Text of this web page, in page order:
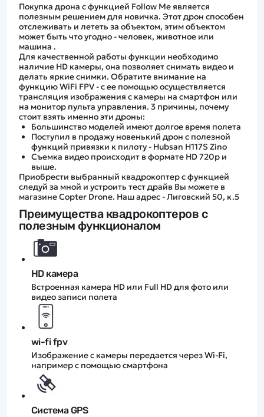
Покупка дрона с функцией Follow Me является
полезным решением для новичка. Этот дрон способен
отслеживать и лететь за объектом, этим объектом
может быть что угодно - человек, животное или
машина .
Для качественной работы функции необходимо
наличие HD камеры, она позволяет снимать видео и
делать яркие снимки. Обратите внимание на
функцию WiFi FPV - с ее помощью осуществляется
трансляция изображения с камеры на смартфон или
на монитор пульта управления. 3 причины, почему
стоит взять именно эти дроны:
Большинство моделей имеют долгое время полета
Поступил в продажу новенький дрон с полезной
функций привязки к пилоту - Hubsan H117S Zino
Съемка видео происходит в формате HD 720р и
выше.
Приобрести выбранный квадрокоптер с функцией
следуй за мной и устроить тест драйв Вы можете в
магазине Copter Drone. Наш адрес - Лиговский 50, к.5
Преимущества квадрокоптеров с
полезным функционалом
HD камера
Встроенная камера HD или Full HD для фото или
видео записи полета
wi-fi fpv
Изображение с камеры передается через Wi-Fi,
например с помощью смартфона
Система GPS